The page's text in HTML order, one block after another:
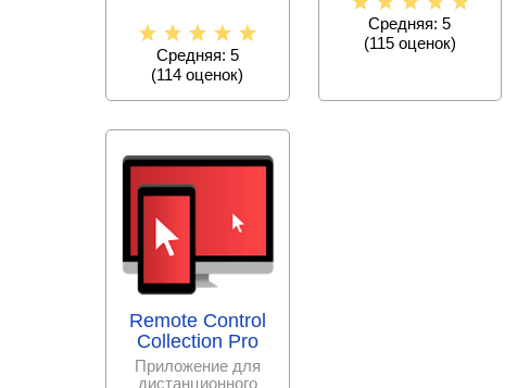
кучу милейших
существ –
Средняя: 5
(114 оценок)
Средняя: 5
(115оценок)
Remote Control
Collection Pro
Приложение для
дистанционного